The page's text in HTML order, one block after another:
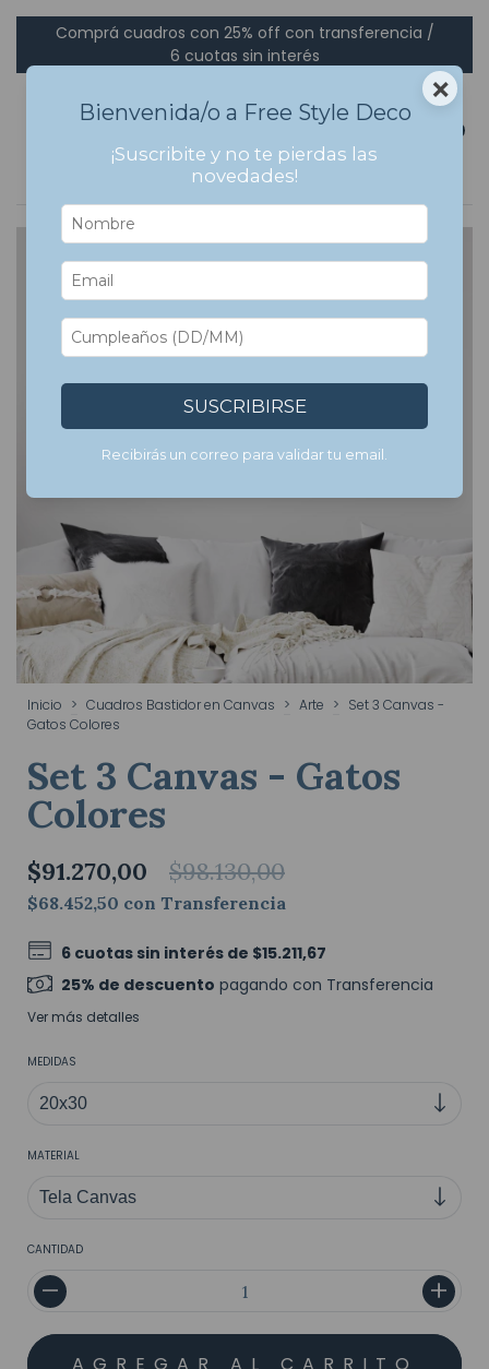
Comprá cuadros con 25% off con transferencia /
6 cuotas sin interés
%OFF
Inicio > Cuadros Bastidor en Canvas > Arte > Set 3 Canvas -
Gatos Colores
Set 3 Canvas - Gatos
Colores
$91.270,00 $98.130,00
$68.452,50 con Transferencia
6 cuotas sin interés de $15.211,67
25% de descuento pagando con Transferencia
Ver más detalles
MEDIDAS
MATERIAL
CANTIDAD
×
Bienvenida/o a Free Style Deco
¡Suscribite y no te pierdas las
novedades!
SUSCRIBIRSE
Recibirás un correo para validar tu email.